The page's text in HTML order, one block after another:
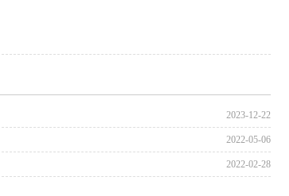
2023-12-22
2022-05-06
2022-02-28